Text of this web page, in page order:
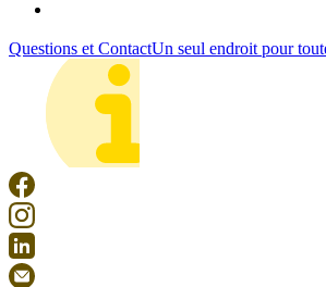
Questions et ContactUn seul endroit pour